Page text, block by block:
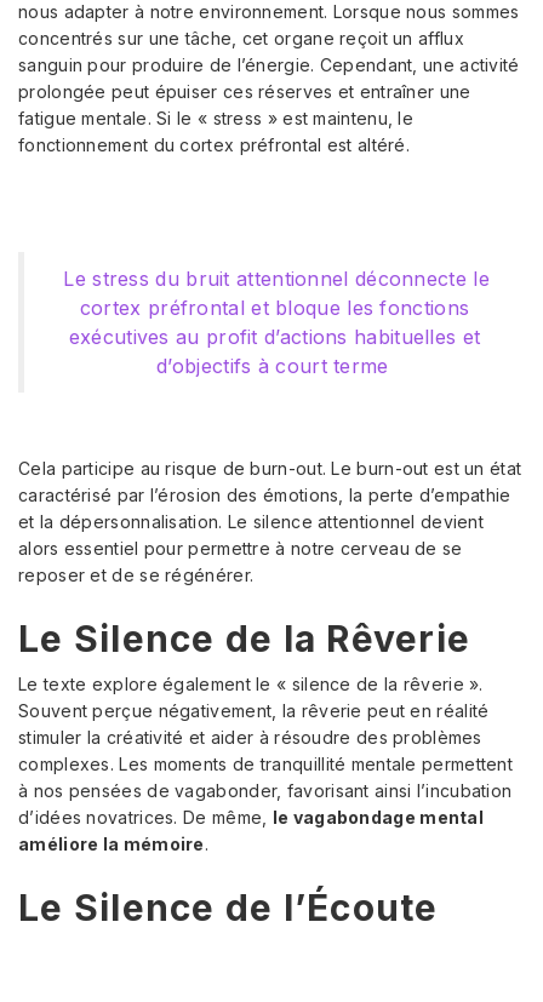
nous adapter à notre environnement. Lorsque nous sommes
concentrés sur une tâche, cet organe reçoit un afflux
sanguin pour produire de l’énergie. Cependant, une activité
prolongée peut épuiser ces réserves et entraîner une
fatigue mentale. Si le « stress » est maintenu, le
fonctionnement du cortex préfrontal est altéré.
Le stress du bruit attentionnel déconnecte le
cortex préfrontal et bloque les fonctions
exécutives au profit d’actions habituelles et
d’objectifs à court terme
Cela participe au risque de burn-out. Le burn-out est un état
caractérisé par l’érosion des émotions, la perte d’empathie
et la dépersonnalisation. Le silence attentionnel devient
alors essentiel pour permettre à notre cerveau de se
reposer et de se régénérer.
Le Silence de la Rêverie
Le texte explore également le « silence de la rêverie ».
Souvent perçue négativement, la rêverie peut en réalité
stimuler la créativité et aider à résoudre des problèmes
complexes. Les moments de tranquillité mentale permettent
à nos pensées de vagabonder, favorisant ainsi l’incubation
d’idées novatrices. De même, le vagabondage mental
améliore la mémoire.
Le Silence de l’Écoute